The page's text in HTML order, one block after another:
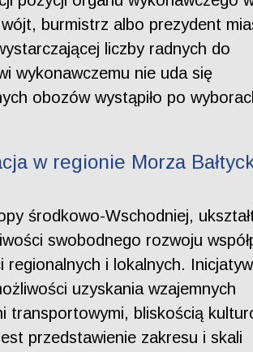
burmistrz albo prezydent
liczby radnych do
wykonawczemu nie uda się
obozów wystąpiło po
w regionie Morza
środkowo-Wschodniej,
swobodnego rozwoju
regionalnych i lokalnych.
uzyskania wzajemnych
transportowymi, bliskością
przedstawienie zakresu i skali